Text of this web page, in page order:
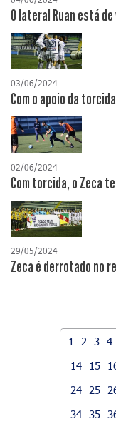
O lateral Ruan está
03/06/2024
Com o apoio da
02/06/2024
Com torcida, o Zeca
29/05/2024
Zeca é derrotado no
1 2 3 4
14
15
24
25
34 35